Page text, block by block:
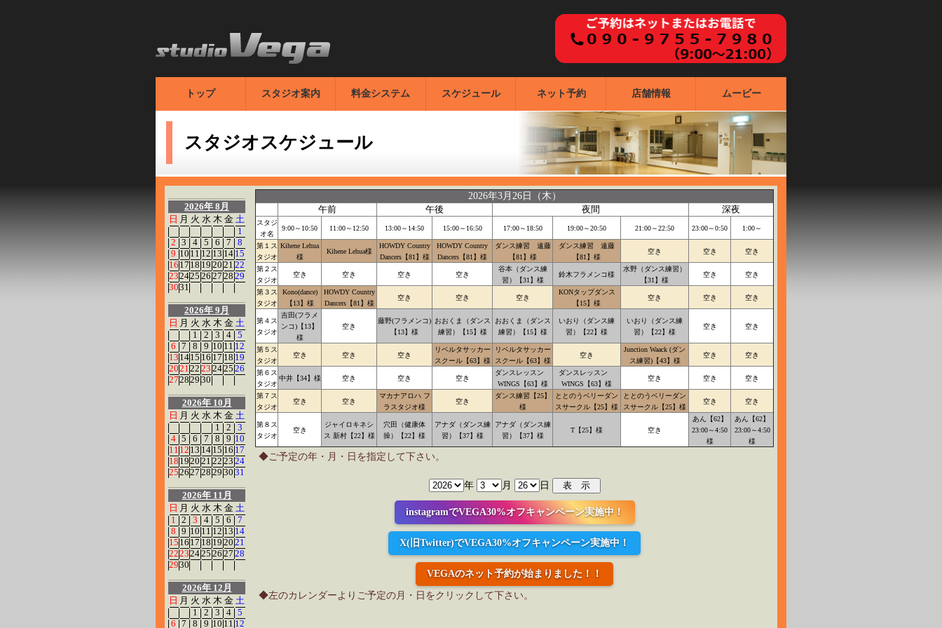
トップ スタジオ案内 料金システム スケジュール ネット予約 店舗情報 ムービー
スタジオスケジュール
2026年3月26日（木）
午前
午後 夜間 深夜
スタジ
オ名
9:00～10:50 11:00～12:50 13:00～14:50 15:00～16:50 17:00～18:50 19:00～20:50 21:00～22:50 23:00～0:50 1:00～
第１ス
タジオ
Kihene Lehua
様
Kihene Lehua様
HOWDY Country
Dancers【81】様
HOWDY Country
Dancers【81】様
ダンス練習 遠藤
【81】様
ダンス練習 遠藤
【81】様
空き 空き 空き
第２ス
タジオ
空き 空き 空き 空き
谷本（ダンス練
習）【31】様
鈴木フラメンコ様
水野（ダンス練習）
【31】様
空き 空き
第３ス
タジオ
Kono(dance)
【13】様
HOWDY Country
Dancers【81】様
空き 空き 空き
KONタップダンス
【15】様
空き 空き 空き
第４ス
タジオ
吉田(フラメ
ンコ)【13】
様
空き
藤野(フラメンコ)
【13】様
おおくま（ダンス
練習）【15】様
おおくま（ダンス
練習）【15】様
いおり（ダンス練
習）【22】様
いおり（ダンス練
習）【22】様
空き 空き
第５ス
タジオ
空き 空き 空き
リベルタサッカー
スクール【63】様
リベルタサッカー
スクール【63】様
空き
Junction Waack (ダン
ス練習)【43】様
空き 空き
第６ス
タジオ
中井【34】様 空き 空き 空き
ダンスレッスン
WINGS【63】様
ダンスレッスン
WINGS【63】様
空き 空き 空き
第７ス
タジオ
空き 空き
マカナアロハ フ
ラスタジオ様
空き
ダンス練習【25】
様
ととのうベリーダン
スサークル【25】様
ととのうベリーダン
スサークル【25】様
空き 空き
第８ス
タジオ
空き
ジャイロキネシ
ス 新村【22】様
穴田（健康体
操）【22】様
アナダ（ダンス練
習）【37】様
アナダ（ダンス練
習）【37】様
T【25】様 空き
あん【62】
23:00～4:50
様
あん【62】
23:00～4:50
様
◆ご予定の年・月・日を指定して下さい。
年 月 日
instagramでVEGA30%オフキャンペーン実施中！
X(旧Twitter)でVEGA30%オフキャンペーン実施中！
VEGAのネット予約が始まりました！！
◆左のカレンダーよりご予定の月・日をクリックして下さい。
2026年 8月
日 月 火 水 木 金 土
1
2 3 4 5 6 7
8
9 10 11 12 13 14 15
1617 18 19 20 21 22
232425 26 27 28 29
3031
2026年 9月
日 月 火 水 木 金 土
1
2 3 4
5
6 7 8 9 10 11 12
131415 16 17 18 19
2021 22 23 2425 26
272829 30
2026年 10月
日 月 火 水 木 金 土
1
2
3
4 5 6 7 8 9 10
11 12 13 14 15 16 17
181920 21 22 23 24
252627 28 29 30 31
2026年 11月
日 月 火 水 木 金 土
1
2 3 4 5 6
7
8 9 10 11 12 13 14
1516 17 18 19 20 21
22232425 26 27 28
2930
2026年 12月
日 月 火 水 木 金 土
1
2 3 4
5
6 7 8 9 10 11 12